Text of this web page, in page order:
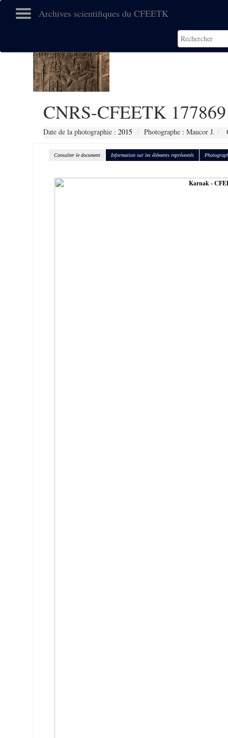
Archives scientifiques du CFEETK
CNRS-CFEETK 177869
Date de la photographie : 2015 Photographe : Maucor J.
Consulter le document Information sur les éléments représentés